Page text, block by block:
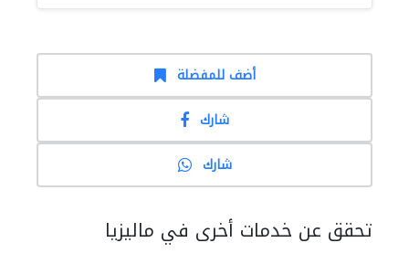
أضف للمفضلة
شارك
شارك
تحقق عن خدمات أخرى في ماليزيا